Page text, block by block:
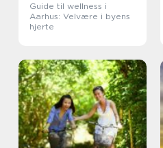
Guide til wellness i
Aarhus: Velvære i byens
hjerte